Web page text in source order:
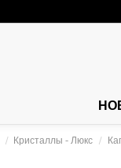
Кристаллы - Люкс